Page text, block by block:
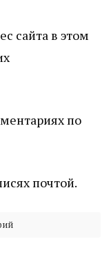
сайта в этом
по
почтой.